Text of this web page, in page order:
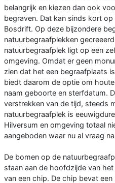
belangrijk en kiezen dan ook
begraven. Dat kan sinds kort
Bosdrift. Op deze bijzondere
natuurbegraafplekken
natuurbegraafplek ligt op een
omgeving. Omdat er geen
zien dat het een begraafplaats
biedt daarom de optie om
naam geboorte en sterfdatum.
verstrekken van de tijd, steeds
natuurbegraafplek is
Hilversum en omgeving totaal
aangeboden waar nu al vraag
De bomen op de
staan aan de hoofdzijde van
van een chip. De chip bevat